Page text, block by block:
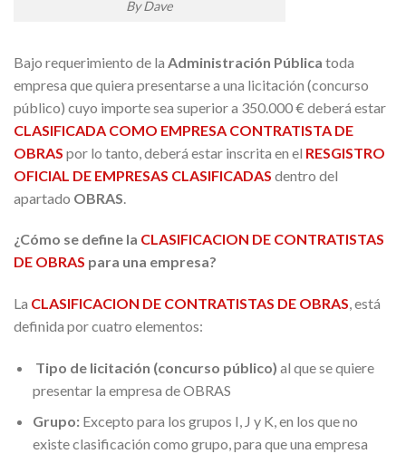
By Dave
Bajo requerimiento de la Administración Pública toda
empresa que quiera presentarse a una licitación (concurso
público) cuyo importe sea superior a 350.000 € deberá estar
CLASIFICADA COMO EMPRESA CONTRATISTA DE
OBRAS por lo tanto, deberá estar inscrita en el RESGISTRO
OFICIAL DE EMPRESAS CLASIFICADAS dentro del
apartado OBRAS
¿Cómo se define la CLASIFICACION DE CONTRATISTAS
DE OBRAS para una empresa?
La CLASIFICACION DE CONTRATISTAS DE OBRAS, está
definida por cuatro elementos:
Tipo de licitación (concurso público) al que se quiere
presentar la empresa de OBRAS
Grupo:Excepto para los grupos I, J y K, en los que no
existe clasificación como grupo, para que una empresa